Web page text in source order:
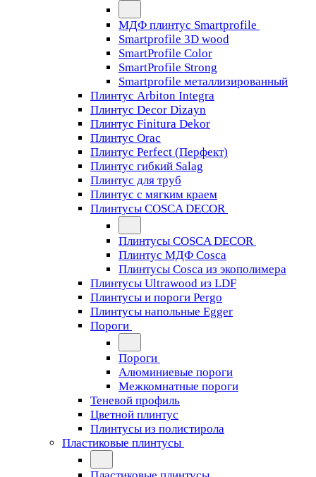
МДФ плинтус Smartprofile
Smartprofile 3D wood
SmartProfile Color
SmartProfile Strong
Smartprofile металлизированный
Плинтус Arbiton Integra
Плинтус Decor Dizayn
Плинтус Finitura Dekor
Плинтус Orac
Плинтус Perfect (Перфект)
Плинтус гибкий Salag
Плинтус для труб
Плинтус с мягким краем
Плинтусы COSCA DECOR
Плинтусы COSCA DECOR
Плинтус МДФ Cosca
Плинтусы Cosca из экополимера
Плинтусы Ultrawood из LDF
Плинтусы и пороги Pergo
Плинтусы напольные Egger
Пороги
Пороги
Алюминиевые пороги
Межкомнатные пороги
Теневой профиль
Цветной плинтус
Плинтусы из полистирола
Пластиковые плинтусы